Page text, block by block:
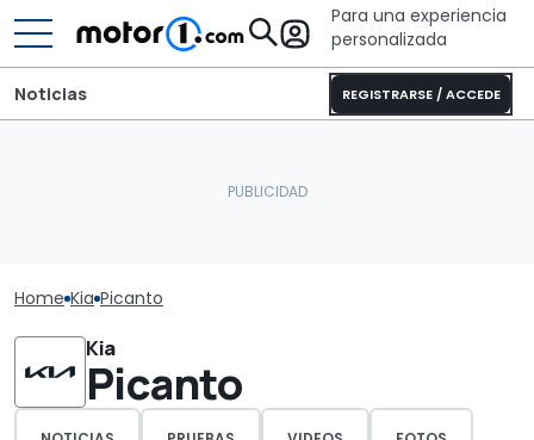
Para una experiencia
personalizada
REGISTRARSE / ACCEDE
Noticias
Home Kia Picanto
Kia
Picanto